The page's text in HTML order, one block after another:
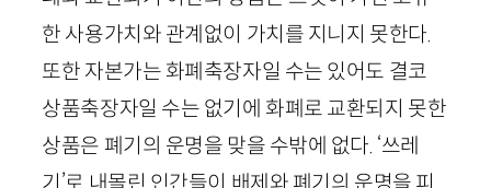
한 사용가치와 관계없이 가치를 지니지 못한다.
또한 자본가는 화폐축장자일 수는 있어도 결코
상품축장자일 수는 없기에 화폐로 교환되지 못한
상품은 폐기의 운명을 맞을 수밖에 없다. ‘쓰레
기’로 내몰린 인간들이 배제와 폐기의 운명을 피